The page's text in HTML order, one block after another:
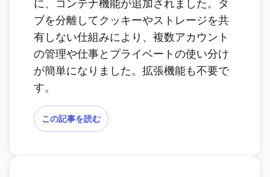
に、コンテナ機能が追加されました。タ
ブを分離してクッキーやストレージを共
有しない仕組みにより、複数アカウント
の管理や仕事とプライベートの使い分け
が簡単になりました。拡張機能も不要で
す。
この記事を読む